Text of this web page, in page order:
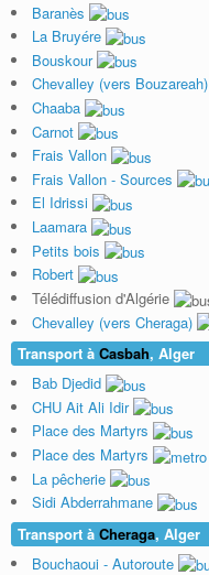
Baranès
La Bruyére
Bouskour
Chevalley (vers Bouzareah)
Chaaba
Carnot
Frais Vallon
Frais Vallon - Sources
El Idrissi
Laamara
Petits bois
Robert
Télédiffusion d'Algérie
Chevalley (vers Cheraga)
Transport à Casbah, Alger
Bab Djedid
CHU Ait Ali Idir
Place des Martyrs
Place des Martyrs
La pêcherie
Sidi Abderrahmane
Transport à Cheraga, Alger
Bouchaoui - Autoroute